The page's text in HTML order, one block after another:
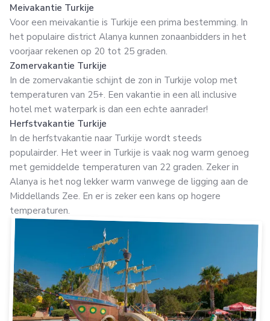
Meivakantie Turkije
Voor een meivakantie is Turkije een prima bestemming. In
het populaire district Alanya kunnen zonaanbidders in het
voorjaar rekenen op 20 tot 25 graden.
Zomervakantie Turkije
In de zomervakantie schijnt de zon in Turkije volop met
temperaturen van 25+. Een vakantie in een all inclusive
hotel met waterpark is dan een echte aanrader!
Herfstvakantie Turkije
In de herfstvakantie naar Turkije wordt steeds
populairder. Het weer in Turkije is vaak nog warm genoeg
met gemiddelde temperaturen van 22 graden. Zeker in
Alanya is het nog lekker warm vanwege de ligging aan de
Middellands Zee. En er is zeker een kans op hogere
temperaturen.